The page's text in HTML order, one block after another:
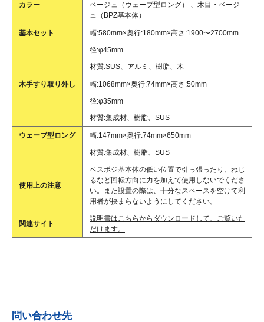
カラー
ベージュ（ウェーブ型ロング） 、木目・ベージ
ュ（BPZ基本体）
基本セット 幅:580mm×奥行:180mm×高さ:1900〜2700mm
径:φ45mm
材質:SUS、アルミ、樹脂、木
木手すり取り外し 幅:1068mm×奥行:74mm×高さ:50mm
径:φ35mm
材質:集成材、樹脂、SUS
ウェーブ型ロング 幅:147mm×奥行:74mm×650mm
材質:集成材、樹脂、SUS
使用上の注意
ベスポジ基本体の低い位置で引っ張ったり、ねじ
るなど回転方向に力を加えて使用しないでくださ
い。また設置の際は、十分なスペースを空けて利
用者が挟まらないようにしてください。
関連サイト
説明書はこちらからダウンロードして、ご覧いた
だけます。
問い合わせ先